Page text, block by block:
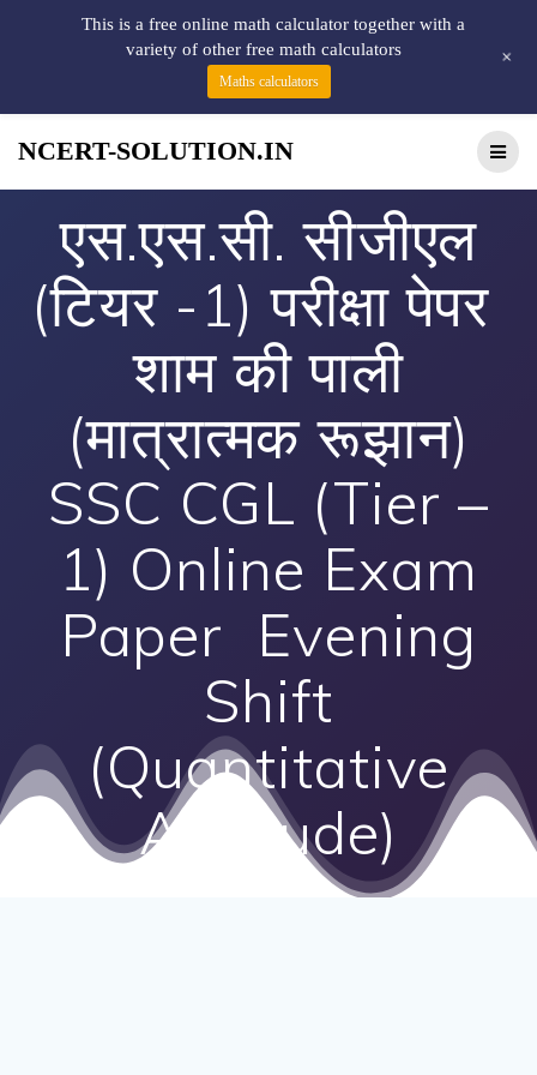
NCERT-SOLUTION.IN
एस.एस.सी. सीजीएल
(टियर -1) परीक्षा पेपर
शाम की पाली
(मात्रात्मक रूझान)
SSC CGL (Tier –
1) Online Exam
Paper Evening
Shift
(Quantitative
Aptitude)
This is a free online math calculator together with a
variety of other free math calculators
Maths calculators
+